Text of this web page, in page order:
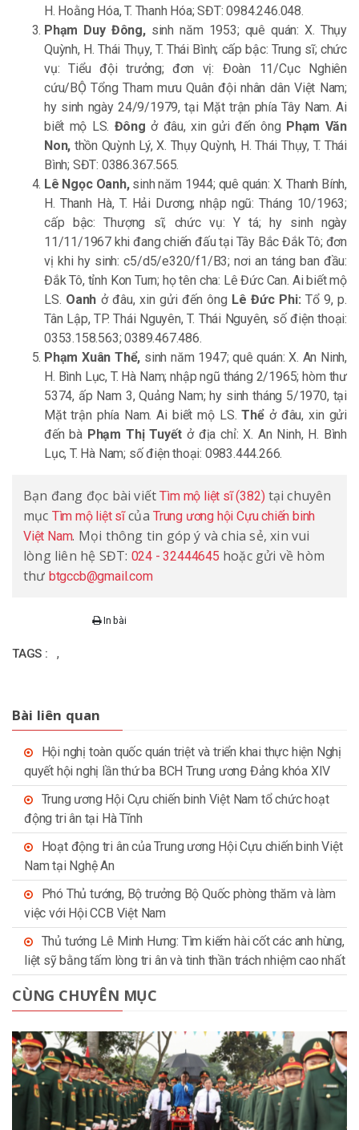
H. Hoằng Hóa, T. Thanh Hóa; SĐT: 0984.246.048.
Phạm Duy Đông, sinh năm 1953; quê quán: X. Thụy
Quỳnh, H. Thái Thụy, T. Thái Bình; cấp bậc: Trung sĩ; chức
vụ: Tiểu đội trưởng; đơn vị: Đoàn 11/Cục Nghiên
cứu/BỘ Tổng Tham mưu Quân đội nhân dân Việt Nam;
hy sinh ngày 24/9/1979, tại Mặt trận phía Tây Nam. Ai
biết mộ LS. Đôngở đâu, xin gửi đến ông Phạm Văn
Non, thồn Quỳnh Lý, X. Thụy Quỳnh, H. Thái Thụy, T. Thái
Bình; SĐT: 0386.367.565.
Lê Ngọc Oanh, sinh năm 1944; quê quán: X. Thanh Bính,
H. Thanh Hà, T. Hải Dương; nhập ngũ: Tháng 10/1963;
cấp bậc: Thượng sĩ; chức vụ: Y tá; hy sinh ngày
11/11/1967 khi đang chiến đấu tại Tây Bắc Đắk Tô; đơn
vị khi hy sinh: c5/d5/e320/f1/B3; nơi an táng ban đầu:
Đắk Tô, tỉnh Kon Turn; họ tên cha: Lê Đức Can. Ai biết mộ
LS. Oanh ở đâu, xin gửi đến ông Lê Đức Phi:Tổ 9, p.
Tân Lập, TP. Thái Nguyên, T. Thái Nguyên, số điện thoại:
0353.158.563; 0389.467.486.
Phạm Xuân Thể, sinh năm 1947; quê quán: X. An Ninh,
H. Bình Lục, T. Hà Nam; nhập ngũ tháng 2/1965; hòm thư
5374, ấp Nam 3, Quảng Nam; hy sinh tháng 5/1970, tại
Mặt trận phía Nam. Ai biết mộ LS.Thể ở đâu, xin gửi
đến bà Phạm Thị Tuyếtở địa chỉ: X. An Ninh, H. Bình
Lục, T. Hà Nam; số điện thoại: 0983.444.266.
Bạn đang đọc bài viếtTìm mộ liệt sĩ (382)tại chuyên
mục Tìm mộ liệt sĩcủaTrung ương hội Cựu chiến binh
Việt Nam. Mọi thông tin góp ý và chia sẻ, xin vui
lòng liên hệ SĐT: 024 - 32444645 hoặc gửi về hòm
thư btgccb@gmail.com
In bài
TAGS : ,
Bài liên quan
Hội nghị toàn quốc quán triệt và triển khai thực hiện Nghị
quyết hội nghị lần thứ ba BCH Trung ương Đảng khóa XIV
Trung ương Hội Cựu chiến binh Việt Nam tổ chức hoạt
động tri ân tại Hà Tĩnh
Hoạt động tri ân của Trung ương Hội Cựu chiến binh Việt
Nam tại Nghệ An
Phó Thủ tướng, Bộ trưởng Bộ Quốc phòng thăm và làm
việc với Hội CCB Việt Nam
Thủ tướng Lê Minh Hưng: Tìm kiếm hài cốt các anh hùng,
liệt sỹ bằng tấm lòng tri ân và tinh thần trách nhiệm cao nhất
CÙNG CHUYÊN MỤC